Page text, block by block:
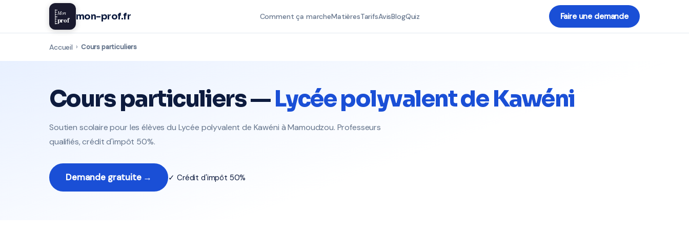
Mon
prof mon-prof.fr Comment ça marcheMatièresTarifsAvisBlogQuiz Faire une demande
Accueil › Cours particuliers
Cours particuliers —Lycée polyvalent de Kawéni
Soutien scolaire pour les élèves du Lycée polyvalent de Kawéni à Mamoudzou. Professeurs
qualifiés, crédit d'impôt 50%.
Demande gratuite → ✓ Crédit d'impôt 50%